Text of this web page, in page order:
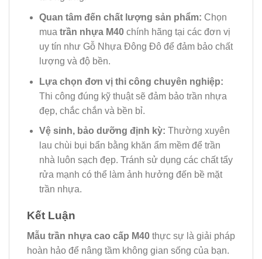
Quan tâm đến chất lượng sản phẩm: Chọn
mua trần nhựa M40chính hãng tại các đơn vị
uy tín như Gỗ Nhựa Đông Đô để đảm bảo chất
lượng và độ bền.
Lựa chọn đơn vị thi công chuyên nghiệp:
Thi công đúng kỹ thuật sẽ đảm bảo trần nhựa
đẹp, chắc chắn và bền bỉ.
Vệ sinh, bảo dưỡng định kỳ: Thường xuyên
lau chùi bụi bẩn bằng khăn ẩm mềm để trần
nhà luôn sạch đẹp. Tránh sử dụng các chất tẩy
rửa mạnh có thể làm ảnh hưởng đến bề mặt
trần nhựa.
Kết Luận
Mẫu trần nhựa cao cấp M40 thực sự là giải pháp
hoàn hảo để nâng tầm không gian sống của bạn.